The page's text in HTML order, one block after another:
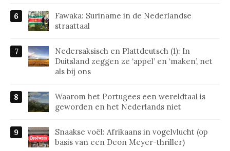
Fawaka: Suriname in de Nederlandse
straattaal
Nedersaksisch en Plattdeutsch (1): In
Duitsland zeggen ze ‘appel’ en ‘maken’, net
als bij ons
Waarom het Portugees een wereldtaal is
geworden en het Nederlands niet
Snaakse voël: Afrikaans in vogelvlucht (op
basis van een Deon Meyer-thriller)